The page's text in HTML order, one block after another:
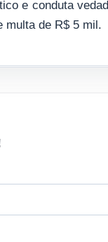
e conduta
multa de R$ 5 mil.